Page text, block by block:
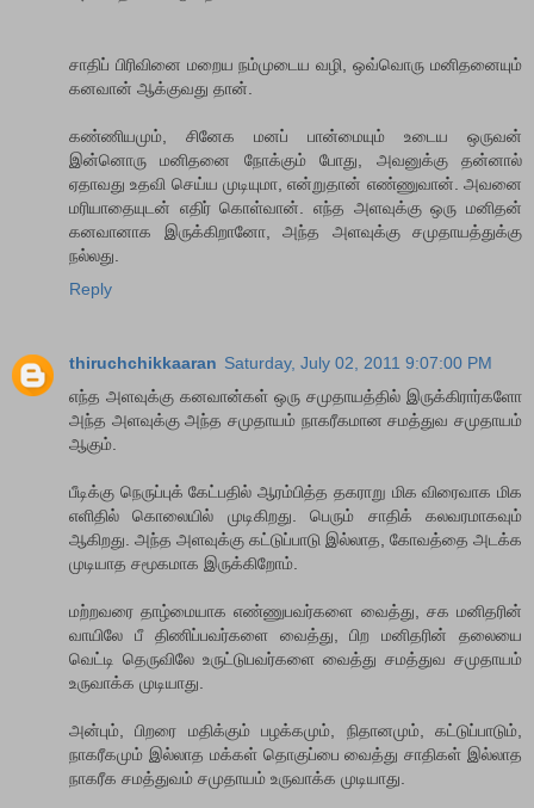
சாதிப் பிரிவினை ம‌றைய‌ ந‌ம்முடைய‌ வ‌ழி, ஒவ்வொரு ம‌னித‌னையும்
க‌ன‌வான் ஆக்குவ‌து தான்.
க‌ண்ணிய‌மும், சினேக‌ ம‌ன‌ப் பான்மையும் உடைய‌ ஒருவ‌ன்
இன்னொரு ம‌னித‌னை நோக்கும் போது, அவ‌னுக்கு த‌ன்னால்
ஏதாவ‌து உத‌வி செய்ய‌ முடியுமா, என்றுதான் எண்ணுவான். அவ‌னை
ம‌ரியாதையுட‌ன் எதிர் கொள்வான். எந்த‌ அளவுக்கு ஒரு ம‌னித‌ன்
க‌னவானாக‌ இருக்கிறானோ, அந்த‌ அள‌வுக்கு ச‌முதாய‌த்துக்கு
ந‌ல்ல‌து.
Reply
thiruchchikkaaran Saturday, July 02, 2011 9:07:00 PM
எந்த‌ அளவுக்கு க‌ன‌வான்க‌ள் ஒரு ச‌முதாய‌த்தில் இருக்கிரார்களோ
அந்த‌ அளவுக்கு அந்த‌ ச‌முதாய‌ம் நாக‌ரீக‌மான‌ ச‌மத்துவ‌ ச‌முதாய‌ம்
ஆகும்.
பீடிக்கு நெருப்புக் கேட்பதில் ஆரம்பித்த தகராறு மிக விரைவாக மிக
எளிதில் கொலையில் முடிகிறது. பெரும் சாதிக் க‌ல‌வ‌ர‌மாக‌வும்
ஆகிற‌து. அந்த அளவுக்கு கட்டுப்பாடு இல்லாத, கோவத்தை அடக்க
முடியாத சமூகமாக இருக்கிறோம்.
ம‌ற்ற‌வ‌ரை தாழ்மையாக‌ எண்ணுப‌வ‌ர்களை வைத்து, ச‌க‌ ம‌னித‌ரின்
வாயிலே பீ திணிப்ப‌வ‌ர்க‌ளை வைத்து, பிற‌ ம‌னித‌ரின் த‌லையை
வெட்டி தெருவிலே உருட்டுப‌வ‌ர்க‌ளை வைத்து ச‌மத்துவ‌ ச‌முதாய‌ம்
உருவாக்க‌ முடியாது.
அன்பும், பிறரை மதிக்கும் பழக்கமும், நிதானமும், கட்டுப்பாடும்,
நாகரீகமும் இல்லாத மக்கள் தொகுப்பை வைத்து சாதிகள் இல்லாத
நாக‌ரீக‌ சமத்துவம் சமுதாயம் உருவாக்க முடியாது.